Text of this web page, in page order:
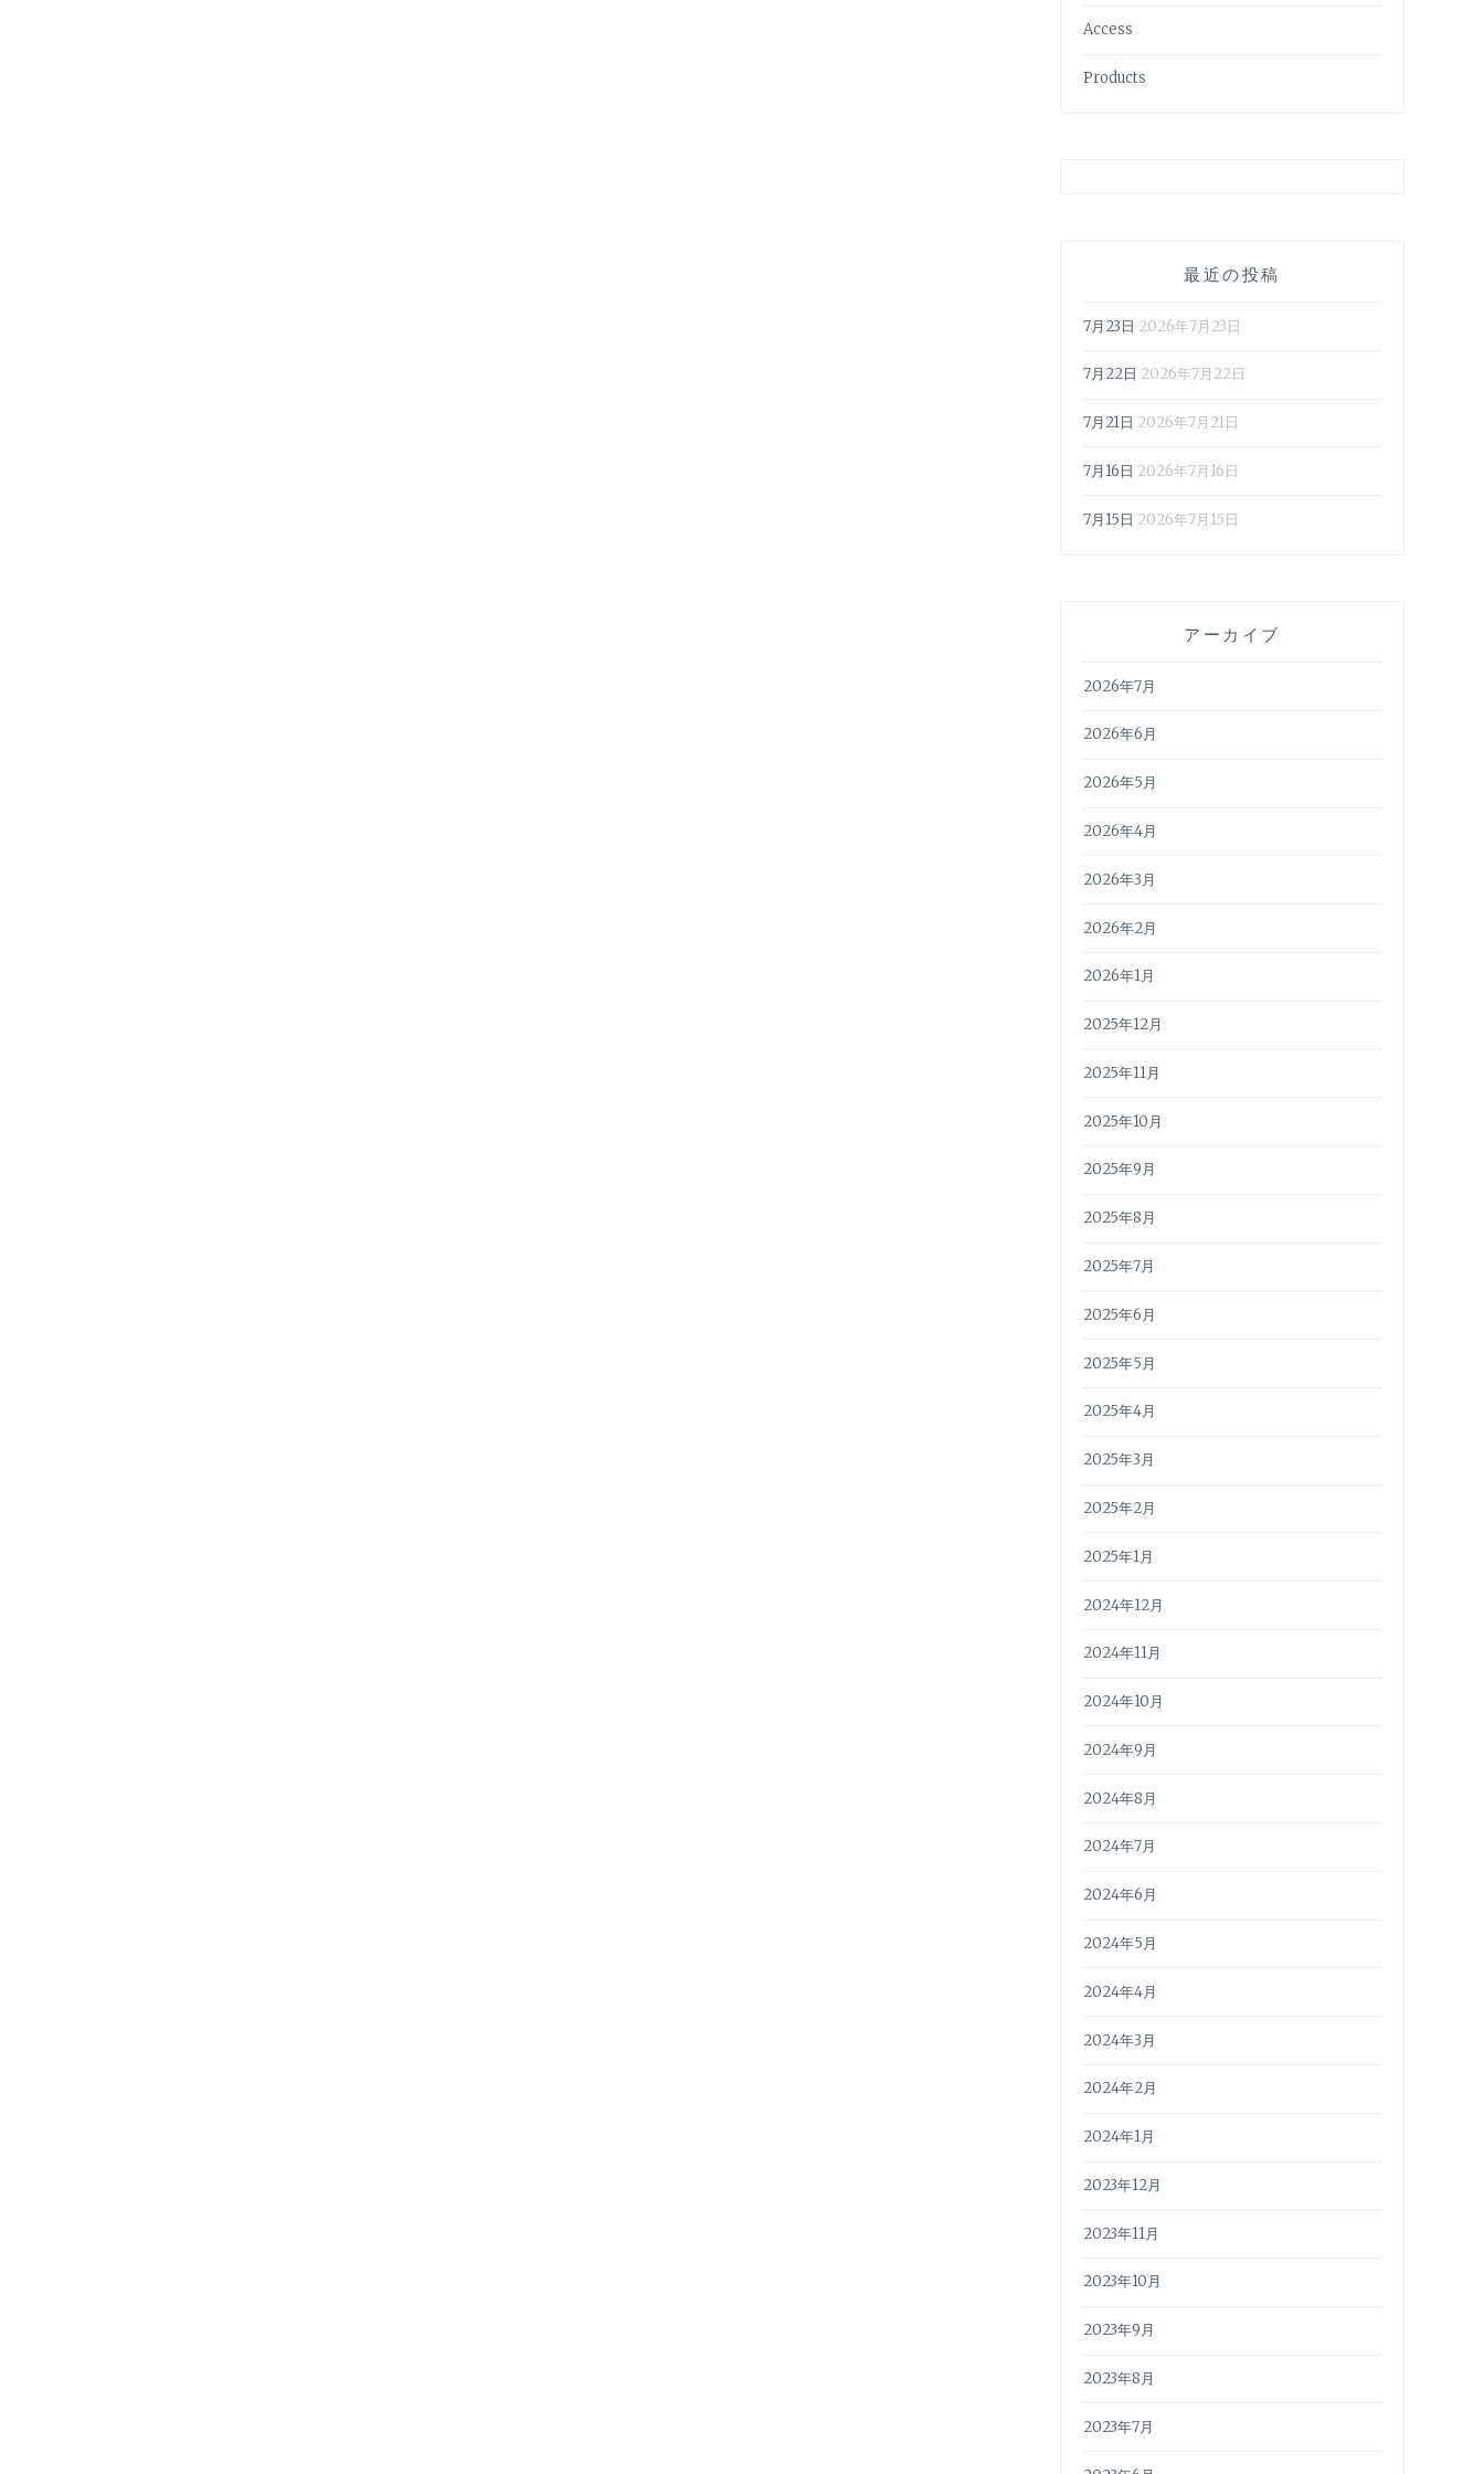
Access
Products
最近の投稿
7月23日 2026年7月23日
7月22日 2026年7月22日
7月21日 2026年7月21日
7月16日 2026年7月16日
7月15日 2026年7月15日
アーカイブ
2026年7月
2026年6月
2026年5月
2026年4月
2026年3月
2026年2月
2026年1月
2025年12月
2025年11月
2025年10月
2025年9月
2025年8月
2025年7月
2025年6月
2025年5月
2025年4月
2025年3月
2025年2月
2025年1月
2024年12月
2024年11月
2024年10月
2024年9月
2024年8月
2024年7月
2024年6月
2024年5月
2024年4月
2024年3月
2024年2月
2024年1月
2023年12月
2023年11月
2023年10月
2023年9月
2023年8月
2023年7月